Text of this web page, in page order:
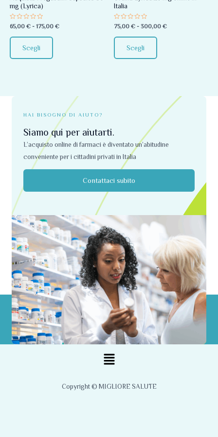
mg (Lyrica)
Valutato
0
su
5
65,00 € - 175,00 €
Scegli
scelte
del
Italia
Valutato
0
su
5
75,00 € - 300,00 €
Scegli
scelte
del
HAI BISOGNO DI AIUTO?
Siamo qui per aiutarti.
L’acquisto online di farmaci è diventato un’abitudine
conveniente per i cittadini privati ​​in Italia
Contattaci subito
Menu
Copyright © MIGLIORE SALUTE